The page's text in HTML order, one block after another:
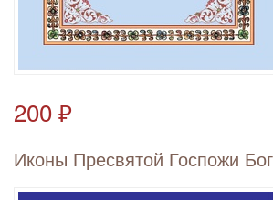
200 ₽
Иконы Пресвятой Госпожи